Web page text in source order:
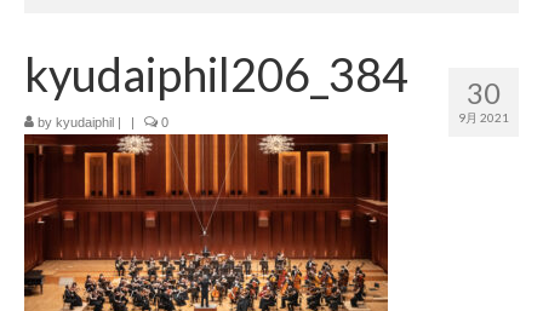
演奏会情報
卒業記念演奏会2027
九大フィルとは
九大フィルの歴史
ご寄付のお願い
30
9月 2021
kyudaiphil206_384
by kyudaiphil 0